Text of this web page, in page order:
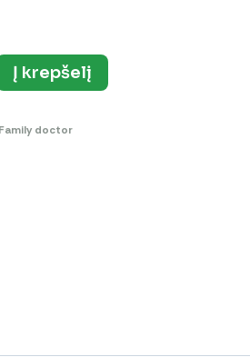
Į krepšelį
Family doctor